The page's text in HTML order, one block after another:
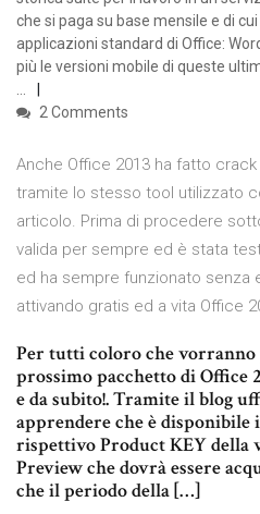
che si paga su base mensile e di
applicazioni standard di Office:
più le versioni mobile di queste
…
2 Comments
Anche Office 2013 ha fatto
tramite lo stesso tool utilizzato
articolo. Prima di procedere
valida per sempre ed è stata
ed ha sempre funzionato senza
attivando gratis ed a vita Office
Per tutti coloro che
prossimo pacchetto di Office
e da subito!. Tramite il blog
apprendere che è
rispettivo Product KEY della
Preview che dovrà essere
che il periodo della […]